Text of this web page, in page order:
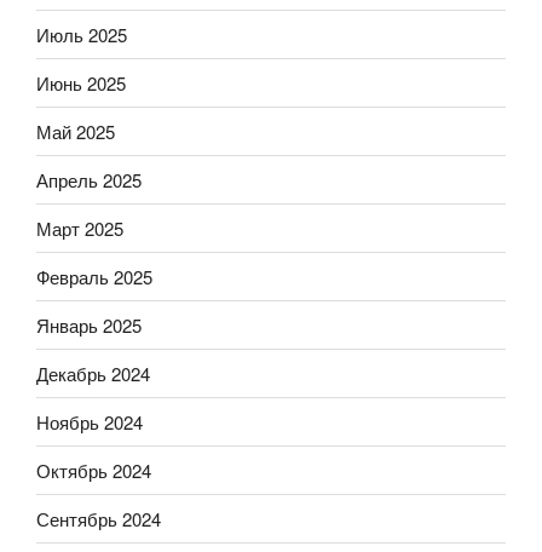
Июль 2025
Июнь 2025
Май 2025
Апрель 2025
Март 2025
Февраль 2025
Январь 2025
Декабрь 2024
Ноябрь 2024
Октябрь 2024
Сентябрь 2024